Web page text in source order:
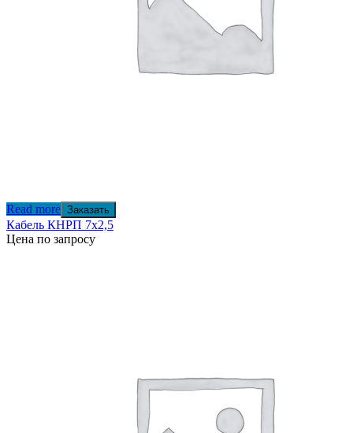
Read more Заказать
Кабель КНРП 7х2,5
Цена по запросу